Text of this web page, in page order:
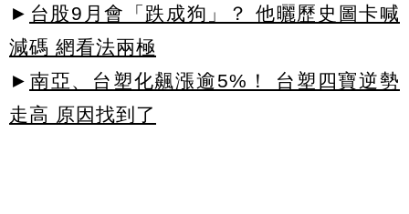
► 台股9月會「跌成狗」？ 他曬歷史圖卡喊
減碼 網看法兩極
► 南亞、台塑化飆漲逾5%！ 台塑四寶逆勢
走高 原因找到了